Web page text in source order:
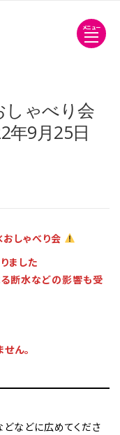
メニュー
ゃべり会
年9月25日
しゃべり会
ました
断水などの影響も受
ん。
などに広めてくださ